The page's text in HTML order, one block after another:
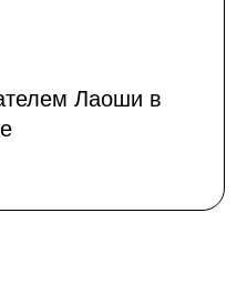
Лаоши в